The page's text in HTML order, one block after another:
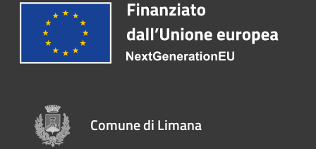
Comune di Limana